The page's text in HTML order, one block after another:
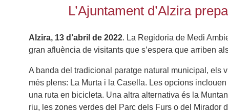
L’Ajuntament d’Alzira
Alzira, 13 d’abril de 2022. La Regidoria de Medi
gran afluència de visitants que s’espera que arriben
A banda del tradicional paratge natural municipal, els
més plens: La Murta i la Casella. Les opcions
una ruta en bicicleta. Una altra alternativa és la
riu, les zones verdes del Parc dels Furs o del Mirador